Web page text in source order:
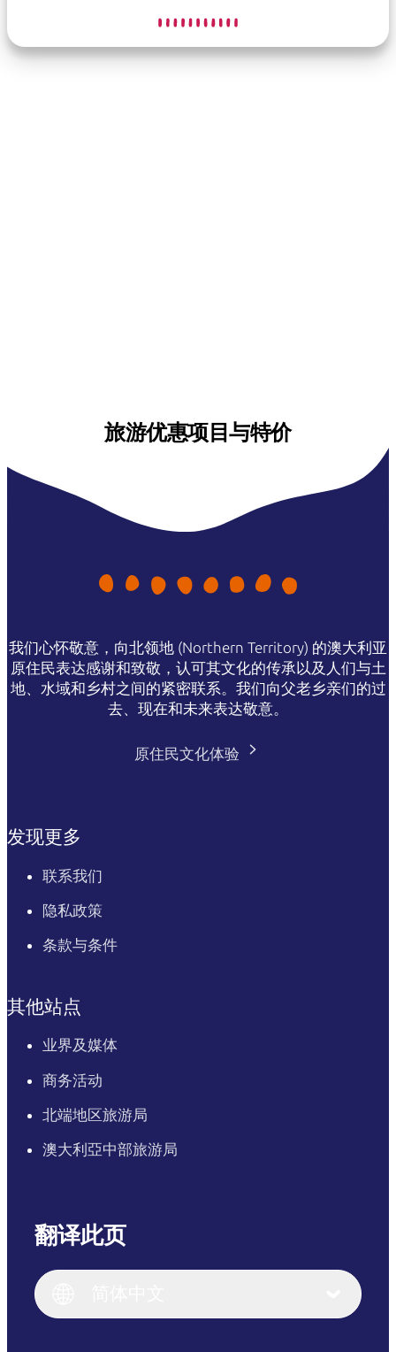
旅游优惠项目与特价
我们心怀敬意，向北领地 (Northern Territory) 的澳大利亚
原住民表达感谢和致敬，认可其文化的传承以及人们与土
地、水域和乡村之间的紧密联系。我们向父老乡亲们的过
去、现在和未来表达敬意。
原住民文化体验
发现更多
联系我们
隐私政策
条款与条件
其他站点
业界及媒体
商务活动
北端地区旅游局
澳大利亞中部旅游局
翻译此页
English (US)